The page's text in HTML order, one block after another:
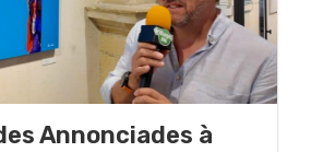
Annonciades à